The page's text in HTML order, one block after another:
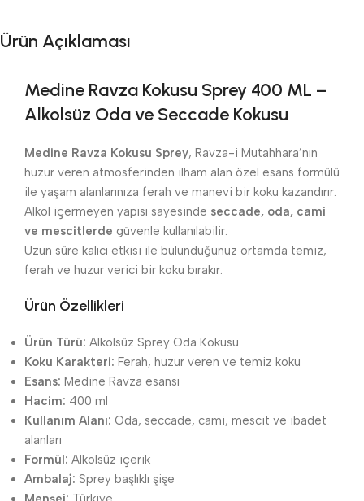
Ürün Açıklaması
Medine Ravza Kokusu Sprey 400 ML –
Alkolsüz Oda ve Seccade Kokusu
Medine Ravza Kokusu Sprey, Ravza-i Mutahhara’nın
huzur veren atmosferinden ilham alan özel esans formülü
ile yaşam alanlarınıza ferah ve manevi bir koku kazandırır.
Alkol içermeyen yapısı sayesinde seccade, oda, cami
ve mescitlerde güvenle kullanılabilir.
Uzun süre kalıcı etkisi ile bulunduğunuz ortamda temiz,
ferah ve huzur verici bir koku bırakır.
Ürün Özellikleri
Ürün Türü: Alkolsüz Sprey Oda Kokusu
Koku Karakteri: Ferah, huzur veren ve temiz koku
Esans: Medine Ravza esansı
Hacim: 400 ml
Kullanım Alanı: Oda, seccade, cami, mescit ve ibadet
alanları
Formül: Alkolsüz içerik
Ambalaj: Sprey başlıklı şişe